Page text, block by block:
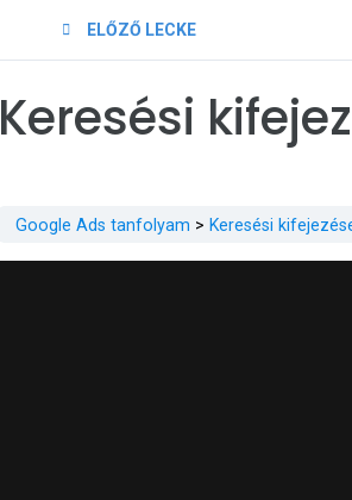
ELŐZŐ LECKE
Keresési
Google Ads tanfolyam Keresési